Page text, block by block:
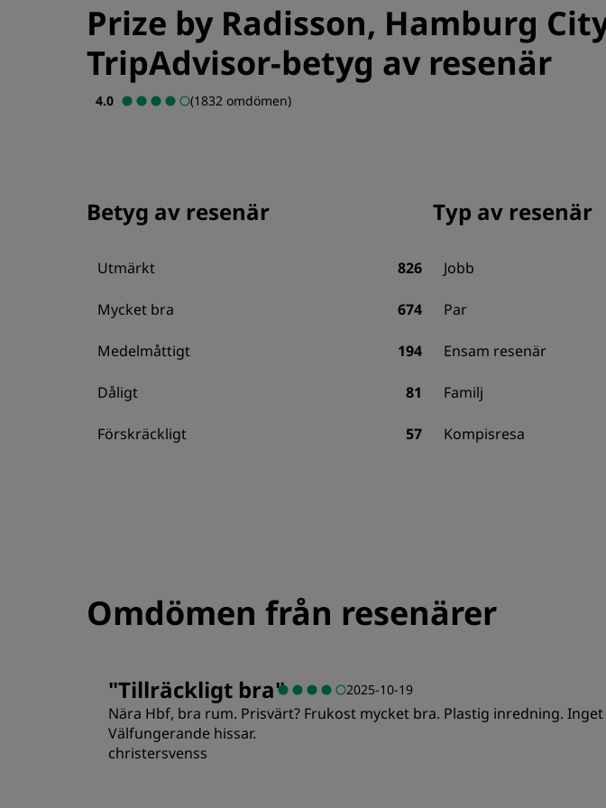
Prize by Radisson, Hamburg
TripAdvisor-betyg av resenär
4.0 (1832 omdömen)
Betyg av resenär
Utmärkt 826
Mycket bra 674
Medelmåttigt 194
Dåligt 81
Förskräckligt 57
Typ av resenär
Jobb
Par
Ensam resenär
Familj
Kompisresa
Omdömen från resenärer
"Tillräckligt bra" 2025-10-19
Nära Hbf, bra rum. Prisvärt? Frukost mycket bra. Plastig inredning.
Välfungerande hissar.
christersvenss